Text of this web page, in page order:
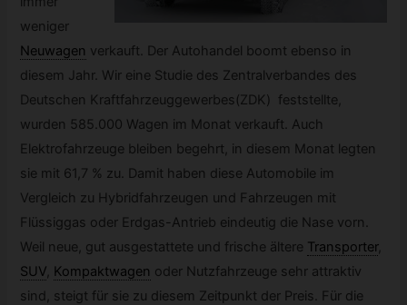
weniger
Neuwagen verkauft. Der Autohandel boomt ebenso in
diesem Jahr. Wir eine Studie des Zentralverbandes des
Deutschen Kraftfahrzeuggewerbes(ZDK) feststellte,
wurden 585.000 Wagen im Monat verkauft. Auch
Elektrofahrzeuge bleiben begehrt, in diesem Monat legten
sie mit 61,7 % zu. Damit haben diese Automobile im
Vergleich zu Hybridfahrzeugen und Fahrzeugen mit
Flüssiggas oder Erdgas-Antrieb eindeutig die Nase vorn.
Weil neue, gut ausgestattete und frische ältere Transporter,
SUV, Kompaktwagen oder Nutzfahrzeuge sehr attraktiv
sind, steigt für sie zu diesem Zeitpunkt der Preis. Für die